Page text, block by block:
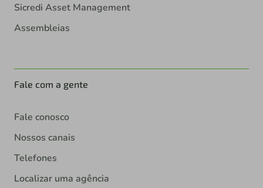
Sicredi Asset Management
Assembleias
Fale com a gente
Fale conosco
Nossos canais
Telefones
Localizar uma agência